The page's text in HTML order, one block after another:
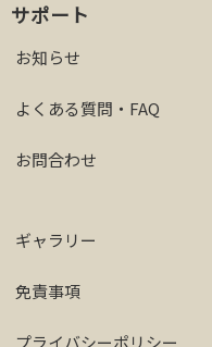
サポート
お知らせ
よくある質問・FAQ
お問合わせ
ギャラリー
免責事項
プライバシーポリシー